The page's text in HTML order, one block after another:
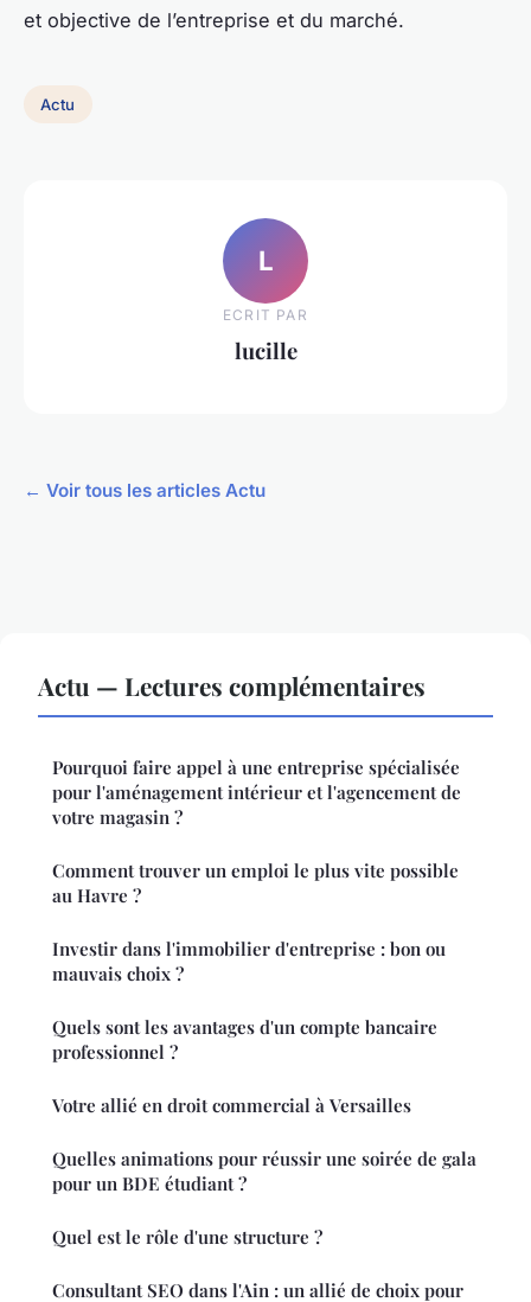
et objective de l’entreprise et du marché.
Actu
L
ECRIT PAR
lucille
← Voir tous les articles Actu
Actu — Lectures complémentaires
Pourquoi faire appel à une entreprise spécialisée
pour l'aménagement intérieur et l'agencement de
votre magasin ?
Comment trouver un emploi le plus vite possible
au Havre ?
Investir dans l'immobilier d'entreprise : bon ou
mauvais choix ?
Quels sont les avantages d'un compte bancaire
professionnel ?
Votre allié en droit commercial à Versailles
Quelles animations pour réussir une soirée de gala
pour un BDE étudiant ?
Quel est le rôle d'une structure ?
Consultant SEO dans l'Ain : un allié de choix pour